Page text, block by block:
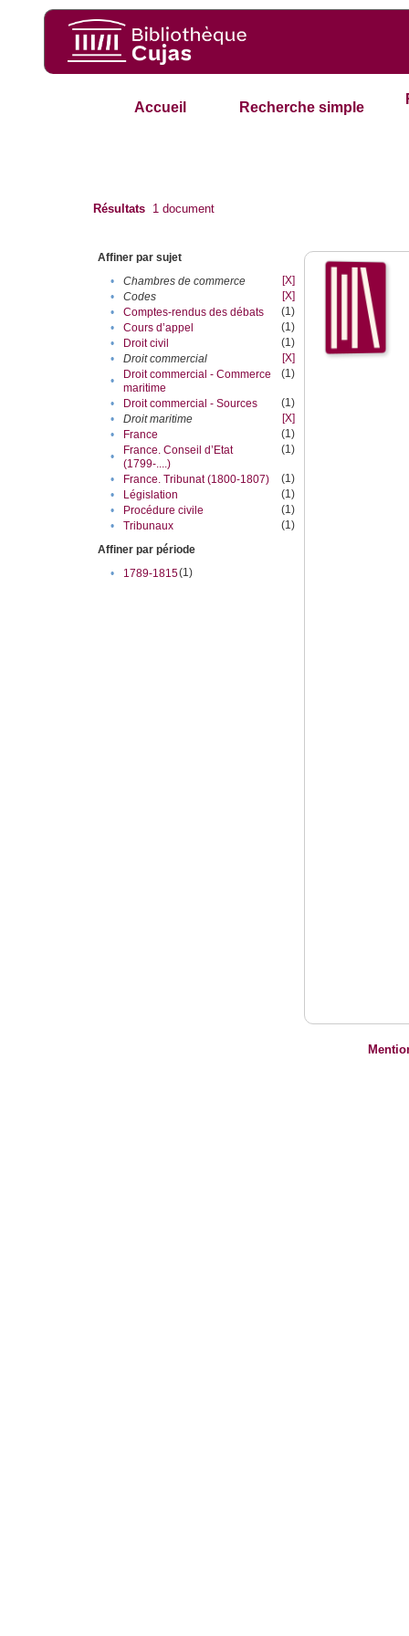
Accueil Recherche simple
Résultats 1 document
Affiner par sujet
•
Chambres de commerce
[X]
•
Codes
[X]
•
Comptes-rendus des débats
(1)
•
Cours d’appel
(1)
•
Droit civil
(1)
•
Droit commercial
[X]
•
Droit commercial - Commerce
maritime
(1)
• Droit commercial - Sources
(1)
•
Droit maritime
[X]
•
France
(1)
•
France. Conseil d’Etat
(1799-....)
(1)
• France. Tribunat (1800-1807)
(1)
•
Législation
(1)
•
Procédure civile
(1)
•
Tribunaux
(1)
Affiner par période
•
1789-1815(1)